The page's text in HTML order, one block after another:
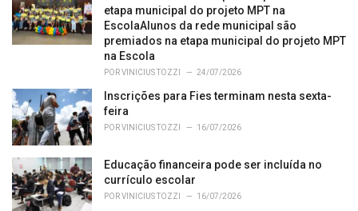
etapa municipal do projeto MPT na
EscolaAlunos da rede municipal são
premiados na etapa municipal do projeto MPT
na Escola
PORVINICIUS TOZZI 24/07/2026
Inscrições para Fies terminam nesta sexta-
feira
PORVINICIUS TOZZI 16/07/2026
Educação financeira pode ser incluída no
currículo escolar
PORVINICIUS TOZZI 16/07/2026